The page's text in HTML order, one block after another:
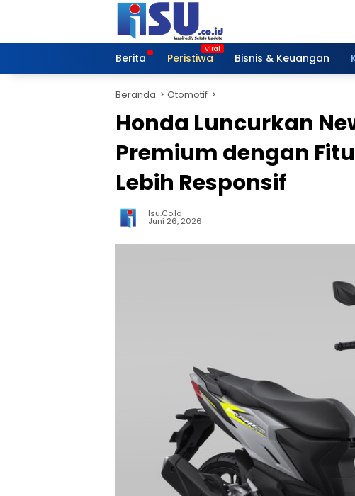
Berita Peristiwa Bisnis & Keuangan
Beranda Otomotif
Honda Luncurkan
Premium dengan
Lebih Responsif
Isu.co.id
Juni 26, 2026